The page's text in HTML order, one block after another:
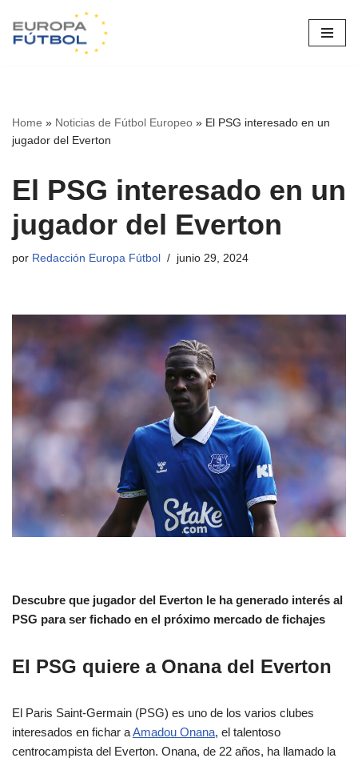
Saltar
Home » Noticias de Fútbol Europeo » El PSG interesado en un
jugador del Everton
El PSG interesado en un
jugador del Everton
por Redacción Europa Fútbol junio 29, 2024
Descubre que jugador del Everton le ha generado interés al
PSG para ser fichado en el próximo mercado de fichajes
El PSG quiere a Onana del Everton
El Paris Saint-Germain (PSG) es uno de los varios clubes
interesados en fichar aAmadou Onana, el talentoso
centrocampista del Everton. Onana, de 22 años, ha llamado la